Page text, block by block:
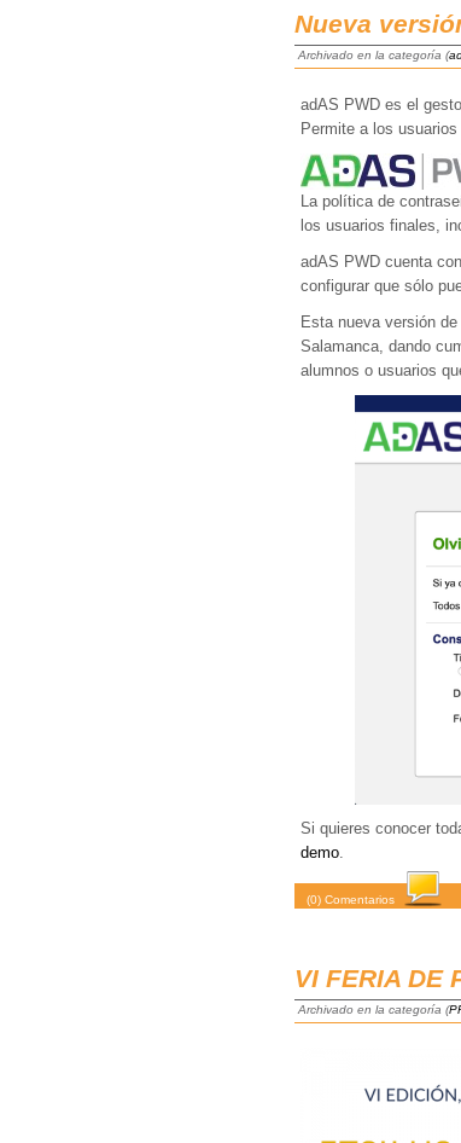
Nueva
Archivado en la categoría (
adAS PWD es el
Permite a los
La política de
los usuarios finales,
adAS PWD cuenta
configurar que sólo
Esta nueva versión de
Salamanca, dando
alumnos o usuarios
Si quieres conocer
demo.
(0) Comentarios
VI FERIA DE
Archivado en la categoría (